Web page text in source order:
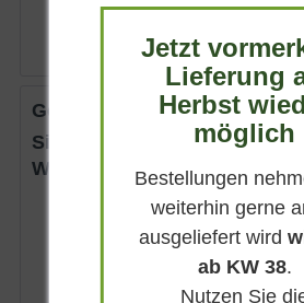
ab
Gewürzstrauch 'Hartlage
Sinocalycalycanthus raulstonii 'Hartlage
Wine'
Jetzt
Lieferung
Herbst
möglich
Bestellungen
weiterhin gerne
ausgeliefert wird
ab KW 38.
Nutzen Sie